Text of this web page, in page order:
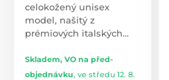
celokožený unisex
model, našitý z
prémiových italských…
Skladem, VO na před-
objednávku, ve středu 12. 8.